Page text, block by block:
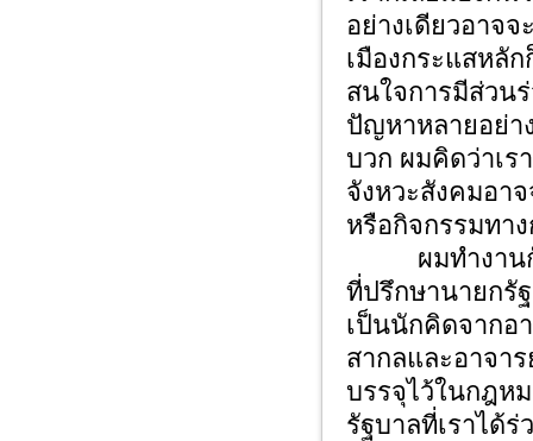
อย่างเดียวอาจ
เมืองกระแสหลั
สนใจการมีส่วน
ปัญหาหลายอย่า
บวก ผมคิดว่าเร
จังหวะสังคมอาจ
หรือกิจกรรมทา
ผมทำงานกับ
ที่ปรึกษานายกรั
เป็นนักคิดจาก
สากลและอาจา
บรรจุไว้ในกฎห
รัฐบาลที่เราได้